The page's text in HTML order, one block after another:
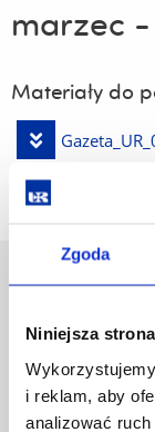
Zgoda
Niniejsza
i reklam, aby
analizować
marzec
Materiały do
Pobierz
35-
Pomiń
nawigację
Polityka
Mapa serwisu